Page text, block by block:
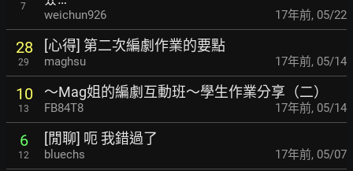
7
weichun926 17年前, 05/22
28
29
[心得] 第二次編劇作業的要點
maghsu 17年前, 05/14
10
13
～Mag姐的編劇互動班～學生作業分享（二）
FB84T8 17年前, 05/14
6
12
[閒聊] 呃 我錯過了
bluechs 17年前, 05/07